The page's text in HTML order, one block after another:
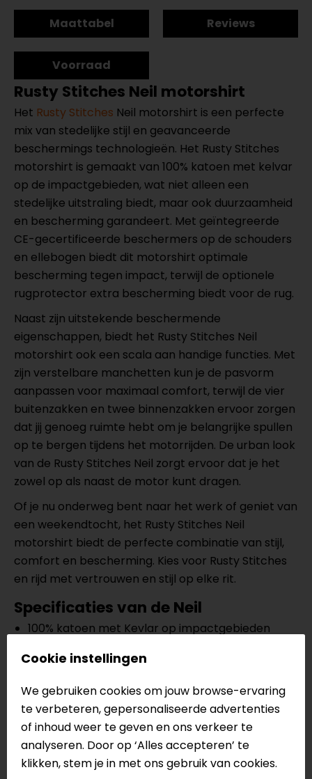
Maattabel Reviews
Voorraad
Rusty Stitches Neil motorshirt
Het Rusty Stitches Neil motorshirt is een perfecte
mix van stedelijke stijl en geavanceerde
beschermings technologieën. Het Rusty Stitches
motorshirt is gemaakt van 100% katoen met kelvar
op de impactgebieden, wat niet alleen een
stedelijke uitstraling biedt, maar ook duurzaamheid
en bescherming garandeert. Met geïntegreerde
CE-gecertificeerde beschermers op de schouders
en ellebogen biedt dit motorshirt optimale
bescherming tegen impact, terwijl de optionele
rugprotector extra bescherming biedt voor de rug.
Naast zijn uitstekende beschermende
eigenschappen, biedt het Rusty Stitches Neil
motorshirt ook een scala aan handige functies. Met
zijn verstelbare manchetten kun je de pasvorm
aanpassen voor maximaal comfort, terwijl de vier
buitenzakken en twee binnenzakken ervoor zorgen
dat jij genoeg ruimte hebt om je belangrijke spullen
op te bergen tijdens het motorrijden. De urban look
van de Rusty Stitches Neil zorgt ervoor dat je het
zowel op als naast de motor kunt dragen.
Of je nu onderweg bent naar het werk of geniet van
een weekendtocht, het Rusty Stitches Neil
motorshirt biedt de perfecte combinatie van stijl,
comfort en bescherming. Kies voor Rusty Stitches
en rijd met vertrouwen en stijl op elke rit.
Specificaties van de Neil
100% katoen met Kevlar op impactgebieden
Niveau A protectoren op de ellebogen en
schouders
Voorbereid voor rugprotector
Vier buitenzakken
Twee binnenzakken
Rits- en knoopsluiting
Verstelbaar bij de pols
Cookie instellingen
We gebruiken cookies om jouw browse-ervaring
te verbeteren, gepersonaliseerde advertenties
of inhoud weer te geven en ons verkeer te
analyseren. Door op ‘Alles accepteren’ te
klikken, stem je in met ons gebruik van cookies.